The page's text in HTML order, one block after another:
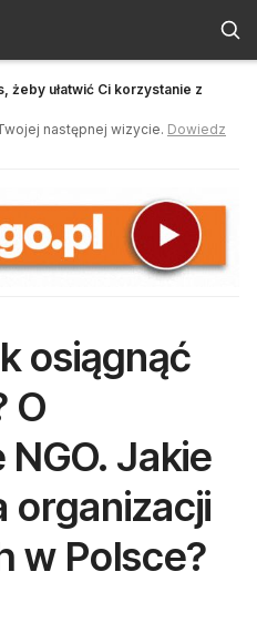
żeby ułatwić Ci korzystanie z
następnej wizycie. Dowiedz
osiągnąć
O
Jakie
organizacji
w Polsce?